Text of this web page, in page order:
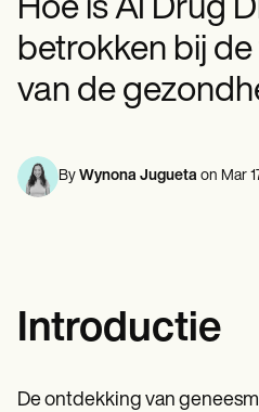
Professionals in de geestelijke
Diëtisten en voedingsdeskundigen
Fysiotherapeuten
Psychologen
Ergotherapeuten
Resources
ICD-codes
Procedure Codes
Sjabloon voor behandelplan
Insurance claims
Life coaches
Massage therapists
Hoe is AI Drug
betrokken bij
van de
By Wynona Jugueta on Mar
Introductie
De ontdekking van